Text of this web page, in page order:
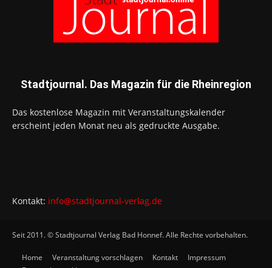
Stadtjournal. Das Magazin für die Rheinregion
Das kostenlose Magazin mit Veranstaltungskalender
erscheint jeden Monat neu als gedruckte Ausgabe.
Kontakt: info@stadtjournal-verlag.de
Seit 2011. © Stadtjournal Verlag Bad Honnef. Alle Rechte vorbehalten.
Home Veranstaltung vorschlagen Kontakt
Impressum